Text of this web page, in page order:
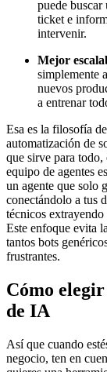
puede buscar
ticket e
intervenir.
Mejor
simplemente
nuevos
a entrenar
Esa es la filosofía
automatización de
que sirve para
equipo de agentes
un agente que solo
conectándolo a tus
técnicos extrayendo
Este enfoque evita
tantos bots
frustrantes.
Cómo
de IA
Así que cuando
negocio, ten en